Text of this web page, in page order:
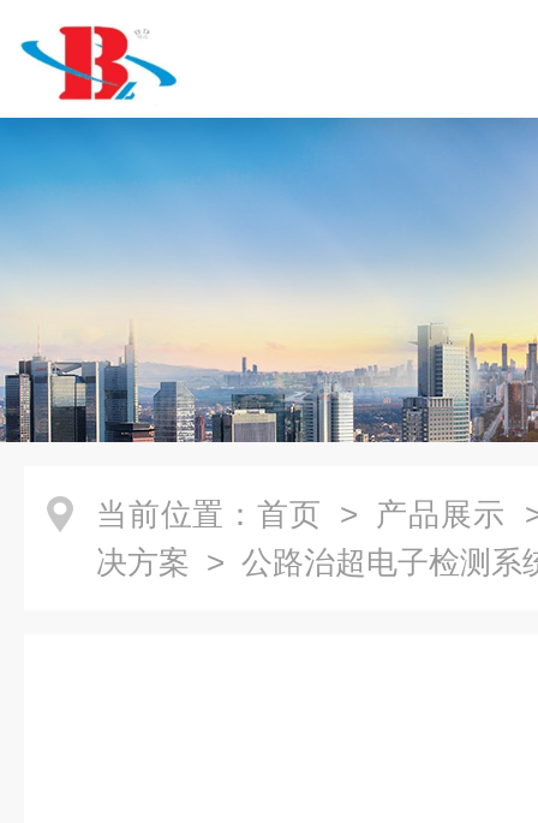
当前位置： 首页 > 产品展示
决方案 > 公路治超电子检测系